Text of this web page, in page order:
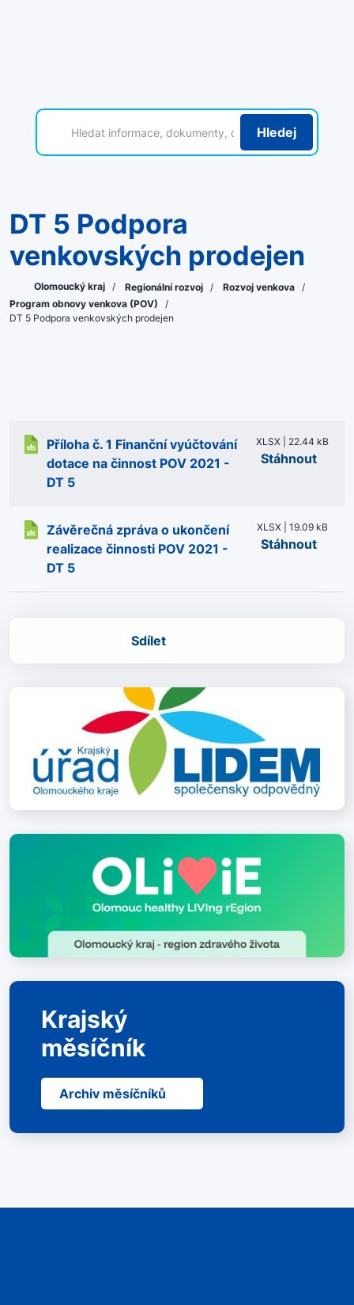
Hledej
DT 5 Podpora
venkovských prodejen
Olomoucký kraj / Regionální rozvoj / Rozvoj venkova /
Program obnovy venkova (POV)
/
DT 5 Podpora venkovských prodejen
Příloha č. 1 Finanční vyúčtování
dotace na činnost POV 2021 -
DT 5
XLSX | 22.44 kB
Stáhnout
Závěrečná zpráva o ukončení
realizace činnosti POV 2021 -
DT 5
XLSX | 19.09 kB
Stáhnout
Sdílet
Krajský
měsíčník
Archiv měsíčníků